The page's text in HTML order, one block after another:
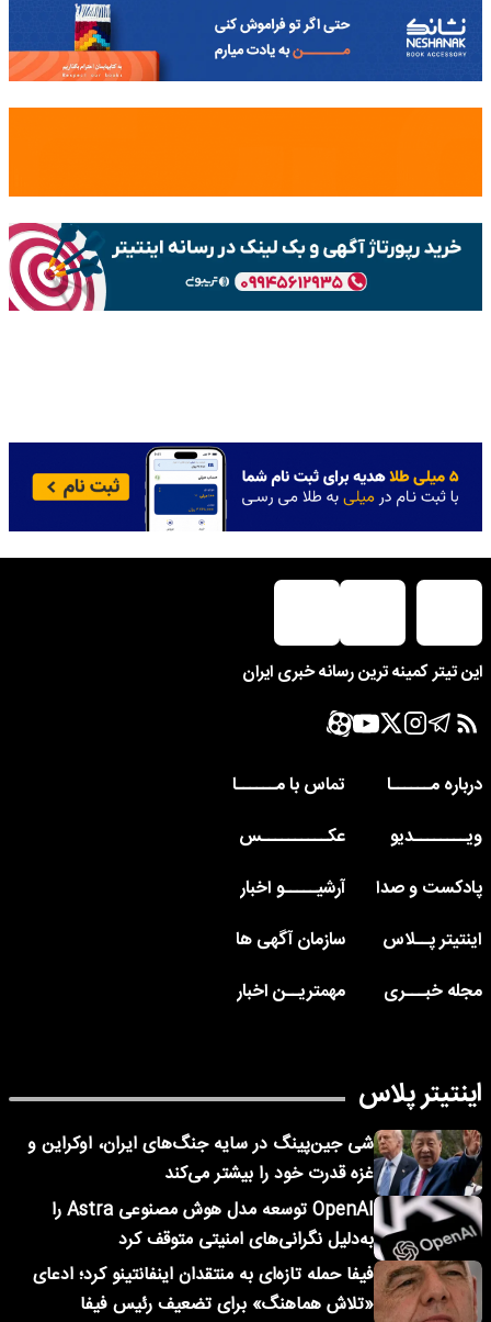
این تیتر کمینه ترین رسانه خبری ایران
درباره مــــــا
تماس با مــــــا
ویــــــــدیو
عکــــــــــس
پادکست و صدا
آرشیـــــو اخبار
اینتیتر پــلاس
سازمان آگهی ها
مجله خبـــری
مهمتریــن اخبار
اینتیتر پلاس
شی جین‌پینگ در سایه جنگ‌های ایران، اوکراین و
غزه قدرت خود را بیشتر می‌کند
OpenAI توسعه مدل هوش مصنوعی Astra را
به‌دلیل نگرانی‌های امنیتی متوقف کرد
فیفا حمله تازه‌ای به منتقدان اینفانتینو کرد؛ ادعای
«تلاش هماهنگ» برای تضعیف رئیس فیفا